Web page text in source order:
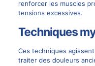
renforcer les muscles
tensions excessives.
Techniques
Ces techniques
traiter des douleurs